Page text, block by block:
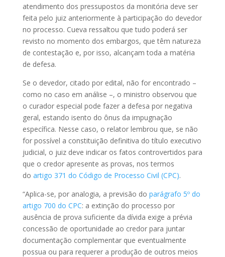
atendimento dos pressupostos da monitória deve ser
feita pelo juiz anteriormente à participação do devedor
no processo. Cueva ressaltou que tudo poderá ser
revisto no momento dos embargos, que têm natureza
de contestação e, por isso, alcançam toda a matéria
de defesa.
Se o devedor, citado por edital, não for encontrado –
como no caso em análise –, o ministro observou que
o curador especial pode fazer a defesa por negativa
geral, estando isento do ônus da impugnação
específica. Nesse caso, o relator lembrou que, se não
for possível a constituição definitiva do título executivo
judicial, o juiz deve indicar os fatos controvertidos para
que o credor apresente as provas, nos termos
do artigo 371 do Código de Processo Civil (CPC).
“Aplica-se, por analogia, a previsão do parágrafo 5º do
artigo 700 do CPC: a extinção do processo por
ausência de prova suficiente da dívida exige a prévia
concessão de oportunidade ao credor para juntar
documentação complementar que eventualmente
possua ou para requerer a produção de outros meios